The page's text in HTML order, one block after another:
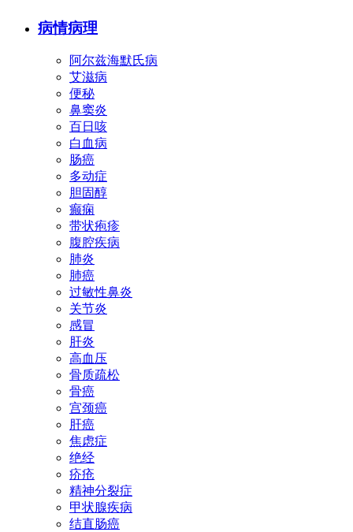
病情病理
阿尔兹海默氏病
艾滋病
便秘
鼻窦炎
百日咳
白血病
肠癌
多动症
胆固醇
癫痫
带状疱疹
腹腔疾病
肺炎
肺癌
过敏性鼻炎
关节炎
感冒
肝炎
高血压
骨质疏松
骨癌
宫颈癌
肝癌
焦虑症
绝经
疥疮
精神分裂症
甲状腺疾病
结直肠癌